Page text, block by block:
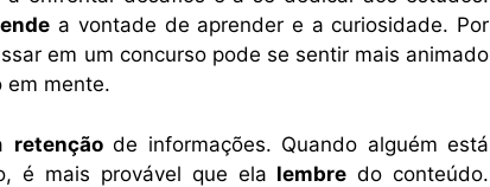
a vontade de aprender e a curiosidade. Por
em um concurso pode se sentir mais animado
em mente.
retençãode informações. Quando alguém está
é mais provável que ela lembre do conteúdo.